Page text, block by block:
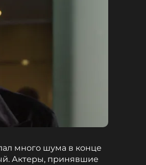
много шума в конце
Актеры, принявшие